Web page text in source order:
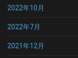
2022年10月
2022年7月
2021年12月